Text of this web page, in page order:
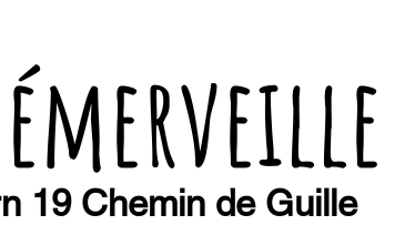
19 Chemin de Guille